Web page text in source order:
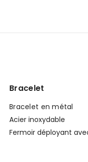
Bracelet
Bracelet en métal
Acier inoxydable
Fermoir déployant